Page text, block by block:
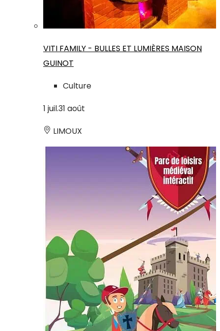
VITI FAMILY - BULLES ET LUMIÈRES MAISON
GUINOT
Culture
1 juil.31 août
LIMOUX